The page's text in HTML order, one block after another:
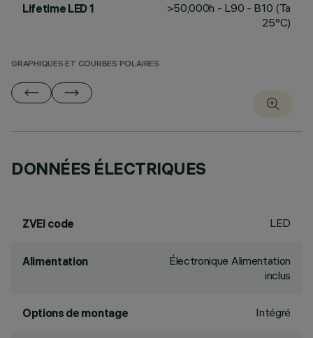
Lifetime LED 1
>50,000h - L90 - B10 (Ta
25°C)
GRAPHIQUES ET COURBES POLAIRES
DONNÉES ÉLECTRIQUES
ZVEI code LED
Alimentation
Électronique Alimentation
inclus
Options de montage Intégré